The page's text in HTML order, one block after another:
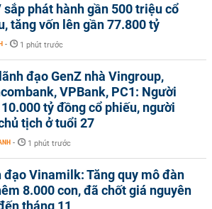
sắp phát hành gần 500 triệu cổ
tăng vốn lên gần 77.800 tỷ
- 1 phút trước
đạo GenZ nhà Vingroup,
VPBank, PC1: Người
tỷ đồng cổ phiếu, người
tịch ở tuổi 27
- 1 phút trước
đạo Vinamilk: Tăng quy mô đàn
8.000 con, đã chốt giá nguyên
tháng 11